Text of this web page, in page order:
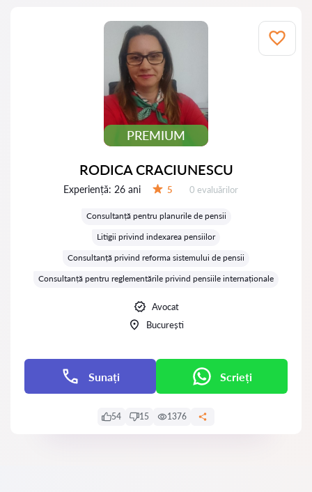
PREMIUM
RODICA CRACIUNESCU
Experiență: 26 ani 5 Evaluărilor:
0 evaluărilor
Consultanță pentru planurile de pensii
Litigii privind indexarea pensiilor
Consultanță privind reforma sistemului de pensii
Consultanță pentru reglementările privind pensiile internaționale
Avocat
București
Sunați Scrieți
54 15 1376